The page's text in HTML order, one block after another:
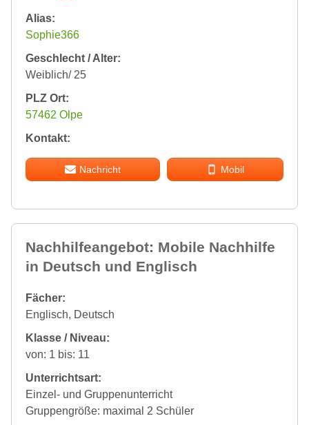
Alias:
Sophie366
Geschlecht / Alter:
Weiblich/ 25
PLZ Ort:
57462 Olpe
Kontakt:
Nachricht Mobil
Nachhilfeangebot: Mobile Nachhilfe
in Deutsch und Englisch
Fächer:
Englisch, Deutsch
Klasse / Niveau:
von: 1 bis: 11
Unterrichtsart:
Einzel- und Gruppenunterricht
Gruppengröße: maximal 2 Schüler